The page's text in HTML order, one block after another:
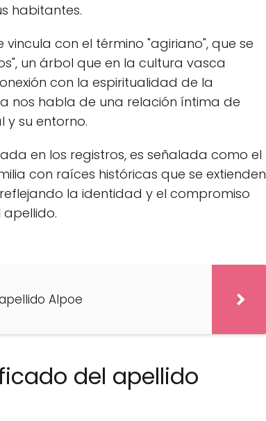
habitantes.
con el término "agiriano", que se
un árbol que en la cultura vasca
con la espiritualidad de la
nos habla de una relación íntima de
y su entorno.
en los registros, es señalada como el
con raíces históricas que se extienden
la identidad y el compromiso
Alpoe
del apellido